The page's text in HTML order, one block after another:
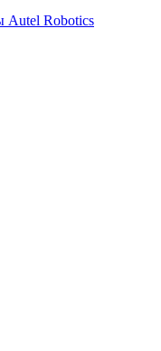
Autel Robotics